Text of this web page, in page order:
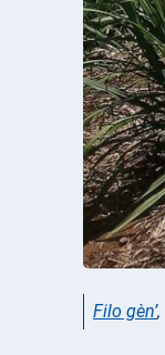
Filo gèn’,